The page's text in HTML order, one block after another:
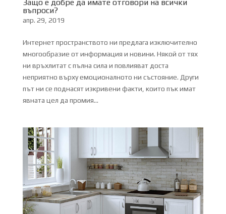
Защо е добре да имате отговори на всички
въпроси?
апр. 29, 2019
Интернет пространството ни предлага изключително
многообразие от информация и новини. Някой от тях
ни връхлитат с пълна сила и повлияват доста
неприятно върху емоционалното ни състояние. Други
път ни се поднасят изкривени факти, които пък имат
явната цел да промия...